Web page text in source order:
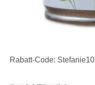
Rabatt-Code: Stefanie10